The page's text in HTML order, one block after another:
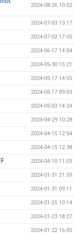
2024-08-26 10:02
2024-07-03 13:17
2024-07-02 17:05
2024-06-17 14:04
2024-05-30 15:21
2024-05-17 14:05
2024-05-17 09:03
2024-05-03 14:24
2024-04-29 10:28
2024-04-15 12:54
2024-04-15 12:38
2024-04-10 11:03
2024-01-31 21:59
2024-01-31 09:11
2024-01-25 10:14
2024-01-23 18:27
2024-01-22 16:05